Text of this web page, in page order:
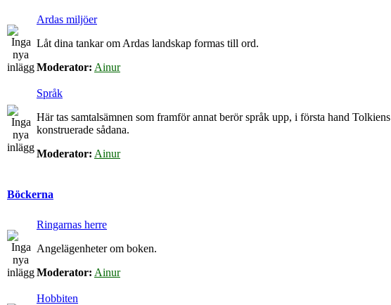
Ardas miljöer
Låt dina tankar om Ardas landskap formas till ord.
Moderator: Ainur
Språk
Här tas samtalsämnen som framför annat berör språk upp, i första hand Tolkiens
konstruerade sådana.
Moderator: Ainur
Böckerna
Ringarnas herre
Angelägenheter om boken.
Moderator: Ainur
Hobbiten